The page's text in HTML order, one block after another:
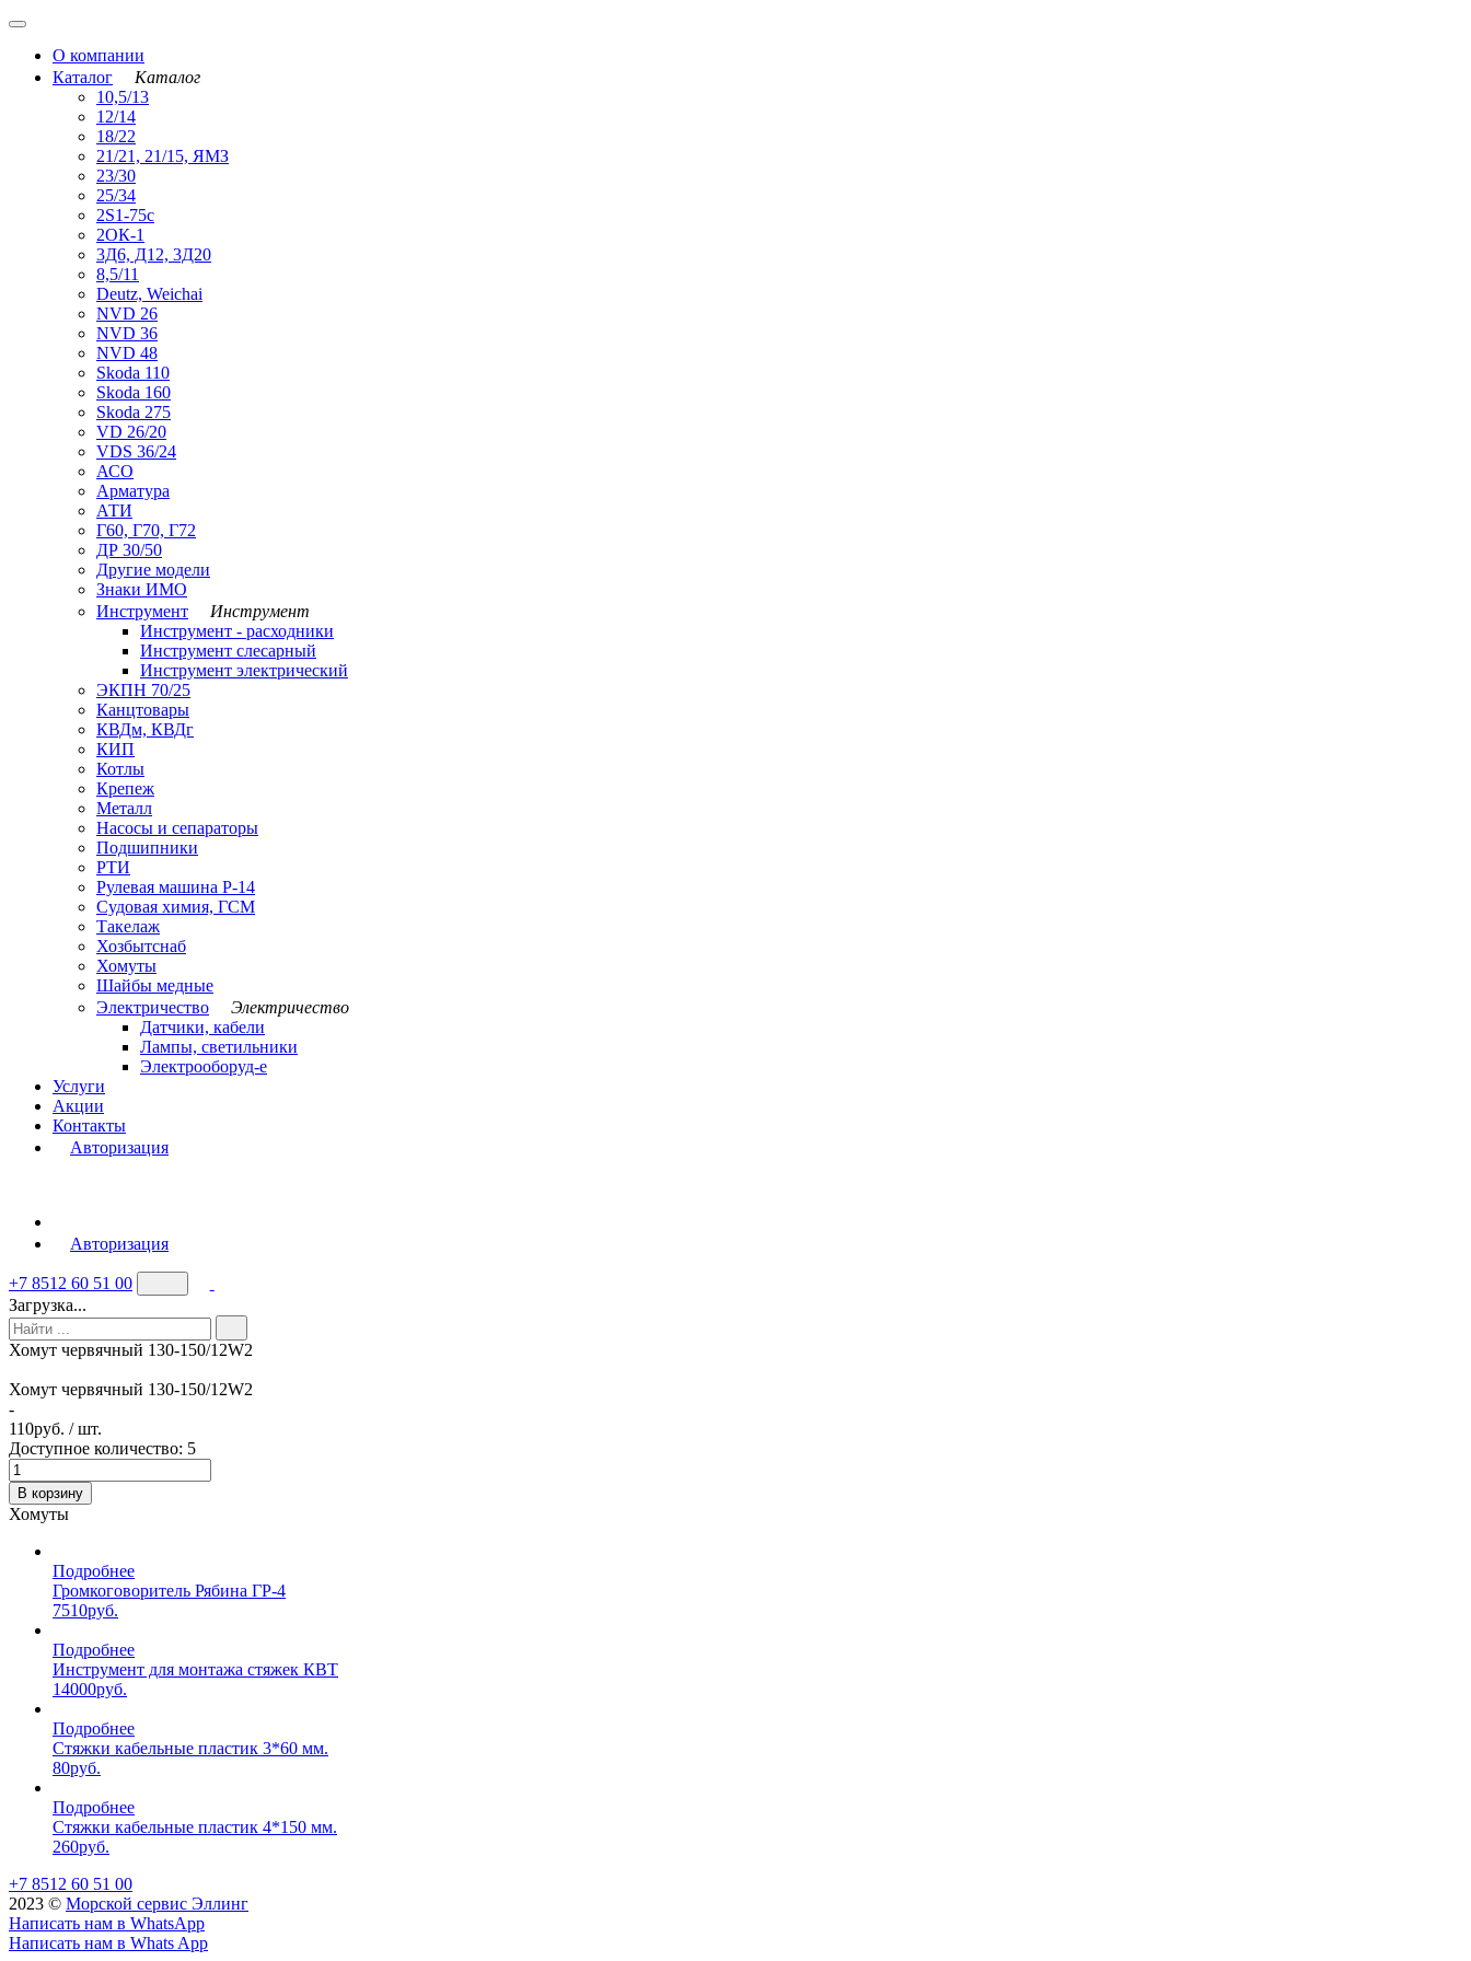
О компании
Каталог
Каталог
10,5/13
12/14
18/22
21/21, 21/15, ЯМЗ
23/30
25/34
2S1-75с
2ОК-1
3Д6, Д12, 3Д20
8,5/11
Deutz, Weichai
NVD 26
NVD 36
NVD 48
Skoda 110
Skoda 160
Skoda 275
VD 26/20
VDS 36/24
АСО
Арматура
АТИ
Г60, Г70, Г72
ДР 30/50
Другие модели
Знаки ИМО
Инструмент
Инструмент
Инструмент - расходники
Инструмент слесарный
Инструмент электрический
ЭКПН 70/25
Канцтовары
КВДм, КВДг
КИП
Котлы
Крепеж
Металл
Насосы и сепараторы
Подшипники
РТИ
Рулевая машина Р-14
Судовая химия, ГСМ
Такелаж
Хозбытснаб
Хомуты
Шайбы медные
Электричество
Электричество
Датчики, кабели
Лампы, светильники
Электрооборуд-е
Услуги
Акции
Контакты
Авторизация
Авторизация
+7 8512 60 51 00
Загрузка...
Хомут червячный 130-150/12W2
Хомут червячный 130-150/12W2
-
110руб. / шт.
Доступное количество: 5
В корзину
Хомуты
Подробнее
Громкоговоритель Рябина ГР-4
7510руб.
Подробнее
Инструмент для монтажа стяжек КВТ
14000руб.
Подробнее
Стяжки кабельные пластик 3*60 мм.
80руб.
Подробнее
Стяжки кабельные пластик 4*150 мм.
260руб.
+7 8512 60 51 00
2023 ©️ Морской сервис Эллинг
Написать нам в WhatsApp
Написать нам в Whats App